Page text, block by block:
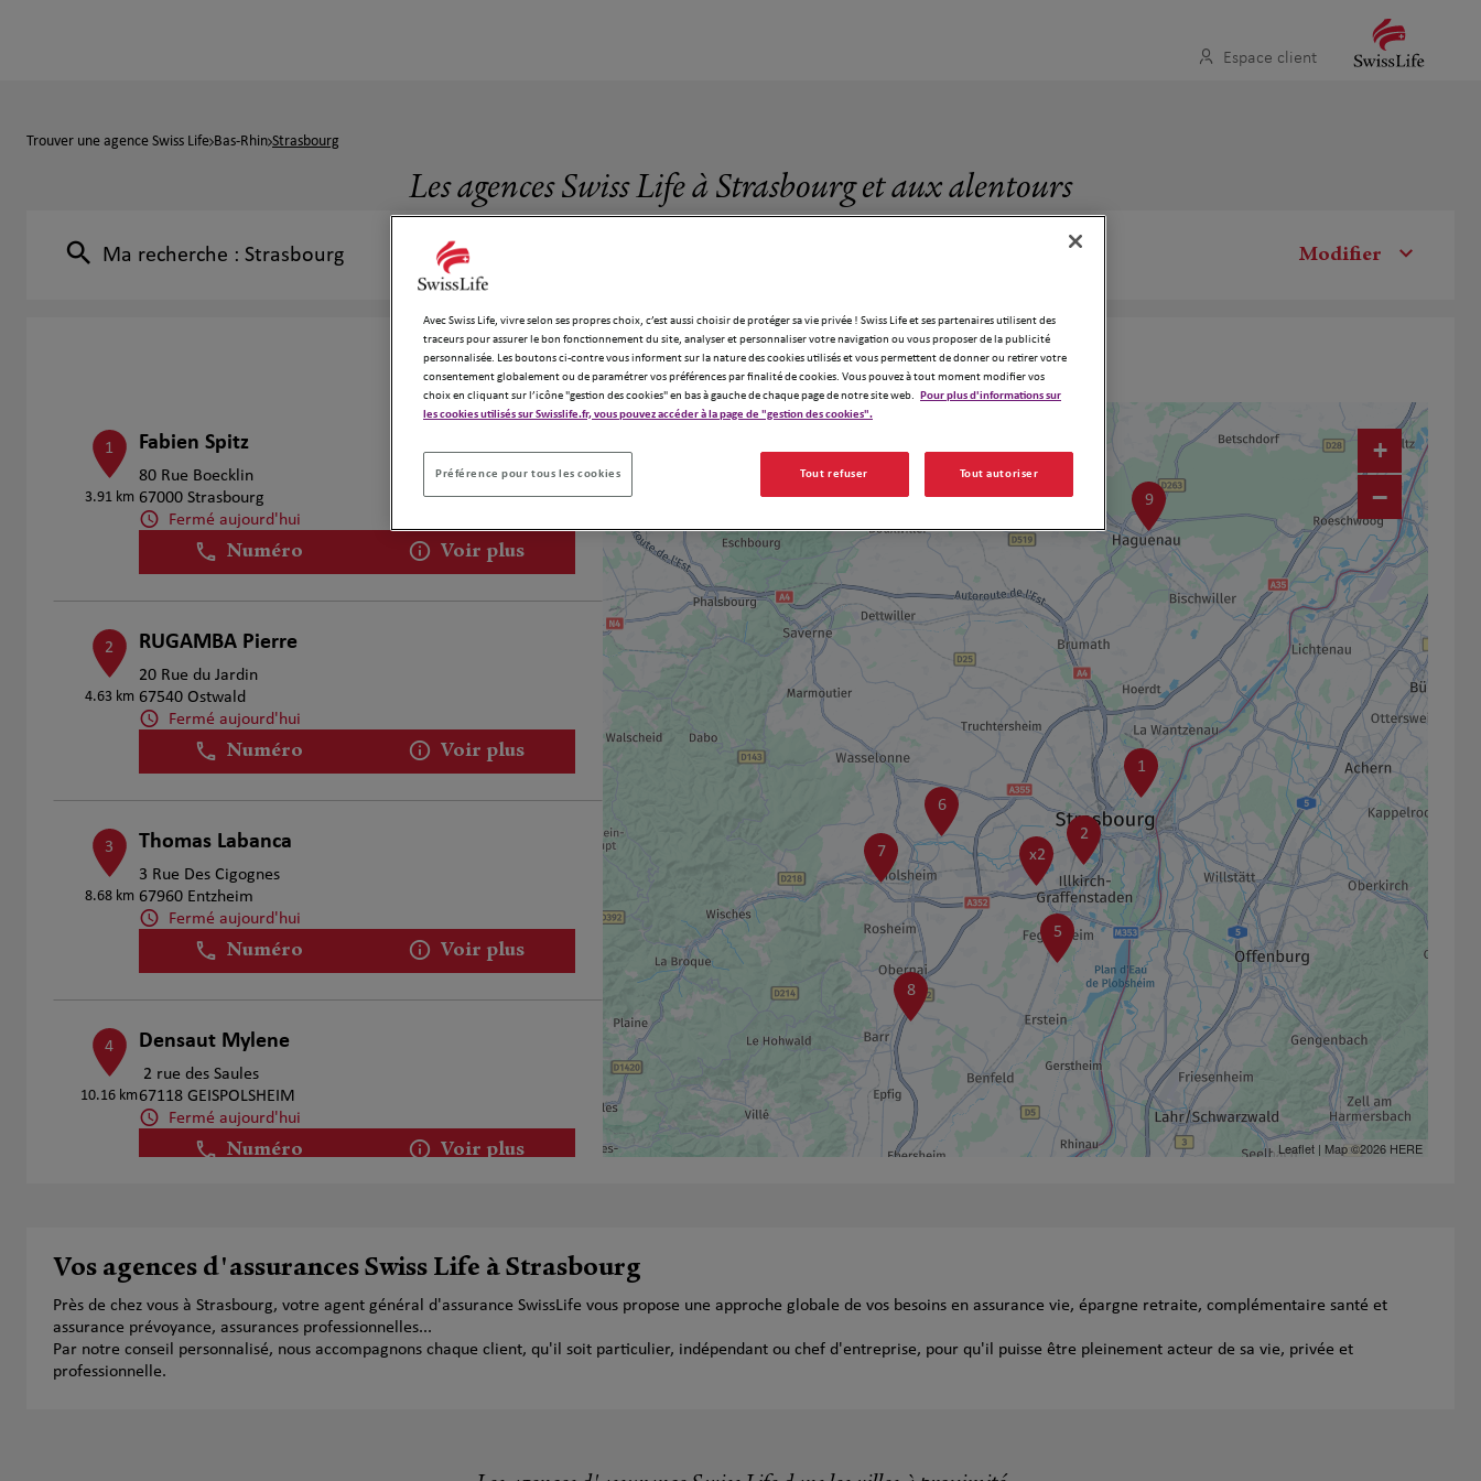
Espace client
Trouver une agence Swiss Life Bas-Rhin Strasbourg
Les agences Swiss Life à Strasbourg et aux alentours
Ma recherche : Strasbourg Modifier
9 agences Swiss Life à Strasbourg
1
3.91 km
Fabien Spitz
80 Rue Boecklin
67000 Strasbourg
Fermé aujourd'hui
Numéro Voir plus
2
4.63 km
RUGAMBA Pierre
20 Rue du Jardin
67540 Ostwald
Fermé aujourd'hui
Numéro Voir plus
3
8.68 km
Thomas Labanca
3 Rue Des Cigognes
67960 Entzheim
Fermé aujourd'hui
Numéro Voir plus
4
10.16 km
Densaut Mylene
2 rue des Saules
67118 GEISPOLSHEIM
Fermé aujourd'hui
Numéro Voir plus
13.17 km
19 rue du Bruhly
67150 Hipsheim
Fermé aujourd'hui
Numéro Voir plus
9
8
5
7
6
1
2
x2
+
−
Leaflet| Map ©2026 HERE
Vos agences d'assurances Swiss Life à Strasbourg
Près de chez vous à Strasbourg, votre agent général d'assurance SwissLife vous propose une approche globale de vos besoins en assurance vie, épargne retraite, complémentaire santé et
assurance prévoyance, assurances professionnelles...
Par notre conseil personnalisé, nous accompagnons chaque client, qu'il soit particulier, indépendant ou chef d'entreprise, pour qu'il puisse être pleinement acteur de sa vie, privée et
professionnelle.
Avec Swiss Life, vivre selon ses propres choix, c’est aussi choisir de protéger sa vie privée ! Swiss Life et ses partenaires utilisent des
traceurs pour assurer le bon fonctionnement du site, analyser et personnaliser votre navigation ou vous proposer de la publicité
personnalisée. Les boutons ci-contre vous informent sur la nature des cookies utilisés et vous permettent de donner ou retirer votre
consentement globalement ou de paramétrer vos préférences par finalité de cookies. Vous pouvez à tout moment modifier vos
choix en cliquant sur l’icône "gestion des cookies" en bas à gauche de chaque page de notre site web. Pour plus d'informations sur
les cookies utilisés sur Swisslife.fr, vous pouvez accéder à la page de "gestion des cookies".
Préférence pour tous les cookies Tout refuser Tout autoriser